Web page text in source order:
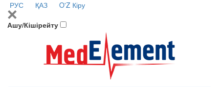
РУС ҚАЗ O'Z Кіру
Ашу/Кішірейту